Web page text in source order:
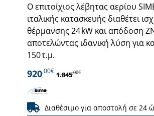
Ο επιτοίχιος λέβητας αερίου
ιταλικής κατασκευής διαθέτει
θέρμανσης 24 kW και απόδοση
αποτελώντας ιδανική λύση για
150 τ.μ.
920,00€ 1.845,00€
Διαθέσιμο για αποστολή σε 24